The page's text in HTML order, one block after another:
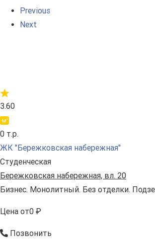
Previous
Next
3.60
0 т.р.
ЖК "Бережковская набережная"
Студенческая
Бережковская набережная, вл. 20
Бизнес. Монолитный. Без отделки.
Цена от0 ₽
Позвонить